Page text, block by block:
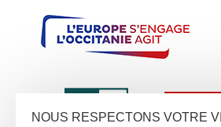
NOUS RESPECTONS VOTRE